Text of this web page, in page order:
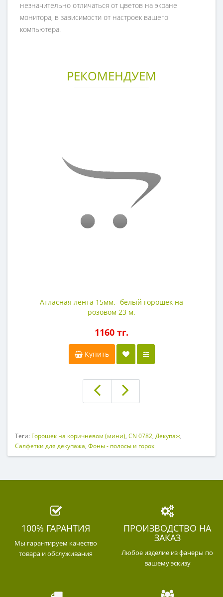
незначительно отличаться от цветов на экране
монитора, в зависимости от настроек вашего
компьютера.
РЕКОМЕНДУЕМ
Атласная лента 15мм.- белый горошек на
розовом 23 м.
1160 тг.
Купить
Теги: Горошек на коричневом (мини), CN 0782, Декупаж,
Салфетки для декупажа, Фоны - полосы и горох
100% ГАРАНТИЯ
Мы гарантируем качество
товара и обслуживания
ПРОИЗВОДСТВО НА
ЗАКАЗ
Любое изделие из фанеры по
вашему эскизу